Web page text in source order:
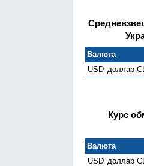
Валюта
USD доллар
Курс
Валюта
USD доллар